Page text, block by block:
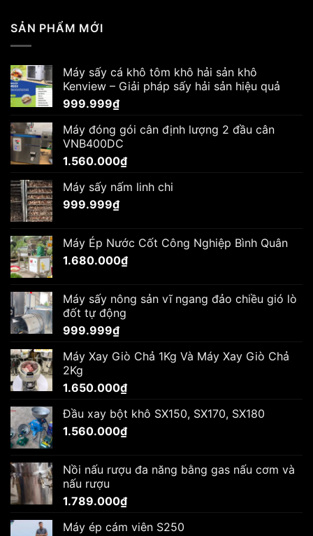
SẢN PHẨM MỚI
Máy sấy cá khô tôm khô hải sản khô
Kenview – Giải pháp sấy hải sản hiệu quả
999.999₫
Máy đóng gói cân định lượng 2 đầu cân
VNB400DC
1.560.000₫
Máy sấy nấm linh chi
999.999₫
Máy Ép Nước Cốt Công Nghiệp Bình Quân
1.680.000₫
Máy sấy nông sản vĩ ngang đảo chiều gió lò
đốt tự động
999.999₫
Máy Xay Giò Chả 1Kg Và Máy Xay Giò Chả
2Kg
1.650.000₫
Đầu xay bột khô SX150, SX170, SX180
1.560.000₫
Nồi nấu rượu đa năng bằng gas nấu cơm và
nấu rượu
1.789.000₫
Máy ép cám viên S250